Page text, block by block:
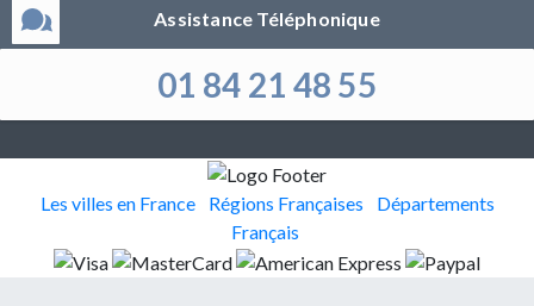
Assistance Téléphonique
01 84 21 48 55
Les villes en France Régions Françaises
Départements
Français